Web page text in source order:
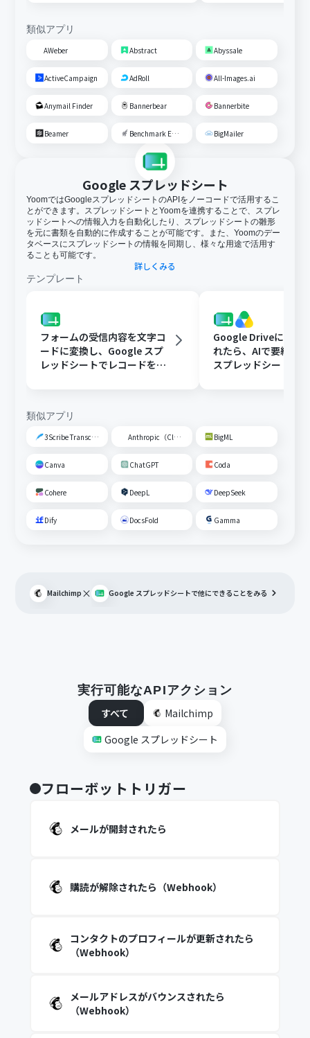
類似アプリ
AWeber Abstract Abyssale
ActiveCampaign AdRoll All-Images.ai
Anymail Finder Bannerbear Bannerbite
Beamer Benchmark Email BigMailer
Google スプレッドシート
YoomではGoogleスプレッドシートのAPIをノーコードで活用するこ
とができます。スプレッドシートとYoomを連携することで、スプレ
ッドシートへの情報入力を自動化したり、スプレッドシートの雛形
を元に書類を自動的に作成することが可能です。また、Yoomのデー
タベースにスプレッドシートの情報を同期し、様々な用途で活用す
ることも可能です。
詳しくみる
テンプレート
フォームの受信内容を文字コ
ードに変換し、Google スプ
レッドシートでレコードを追
Google Driveに文書
れたら、AIで要約し
スプレッドシートの
類似アプリ
3Scribe Transcription Anthropic（Claude） BigML
Canva ChatGPT Coda
Cohere DeepL DeepSeek
Dify DocsFold Gamma
Mailchimp × Google スプレッドシートで他にできることをみる
実行可能なAPIアクション
すべて
Mailchimp
Google スプレッドシート
フローボットトリガー
メールが開封されたら
購読が解除されたら（Webhook）
コンタクトのプロフィールが更新されたら
（Webhook）
メールアドレスがバウンスされたら
（Webhook）